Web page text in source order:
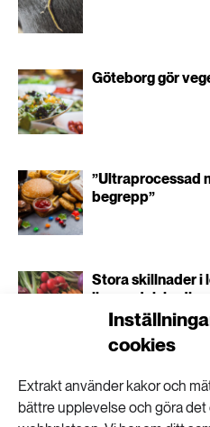
cookies
Extrakt använder kakor och
bättre upplevelse och göra
Göteborg gör
”Ultraprocessad
begrepp”
Stora skillnader i
livsmedelskedjan